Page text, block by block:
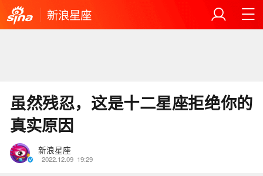
新浪星座
虽然残忍，这是十二星座拒绝你的
真实原因
新浪星座
2022.12.09 19:29